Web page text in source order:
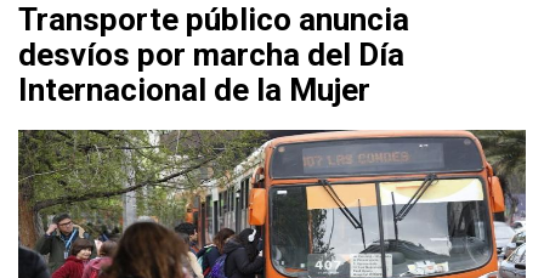
Transporte público anuncia
desvíos por marcha del Día
Internacional de la Mujer